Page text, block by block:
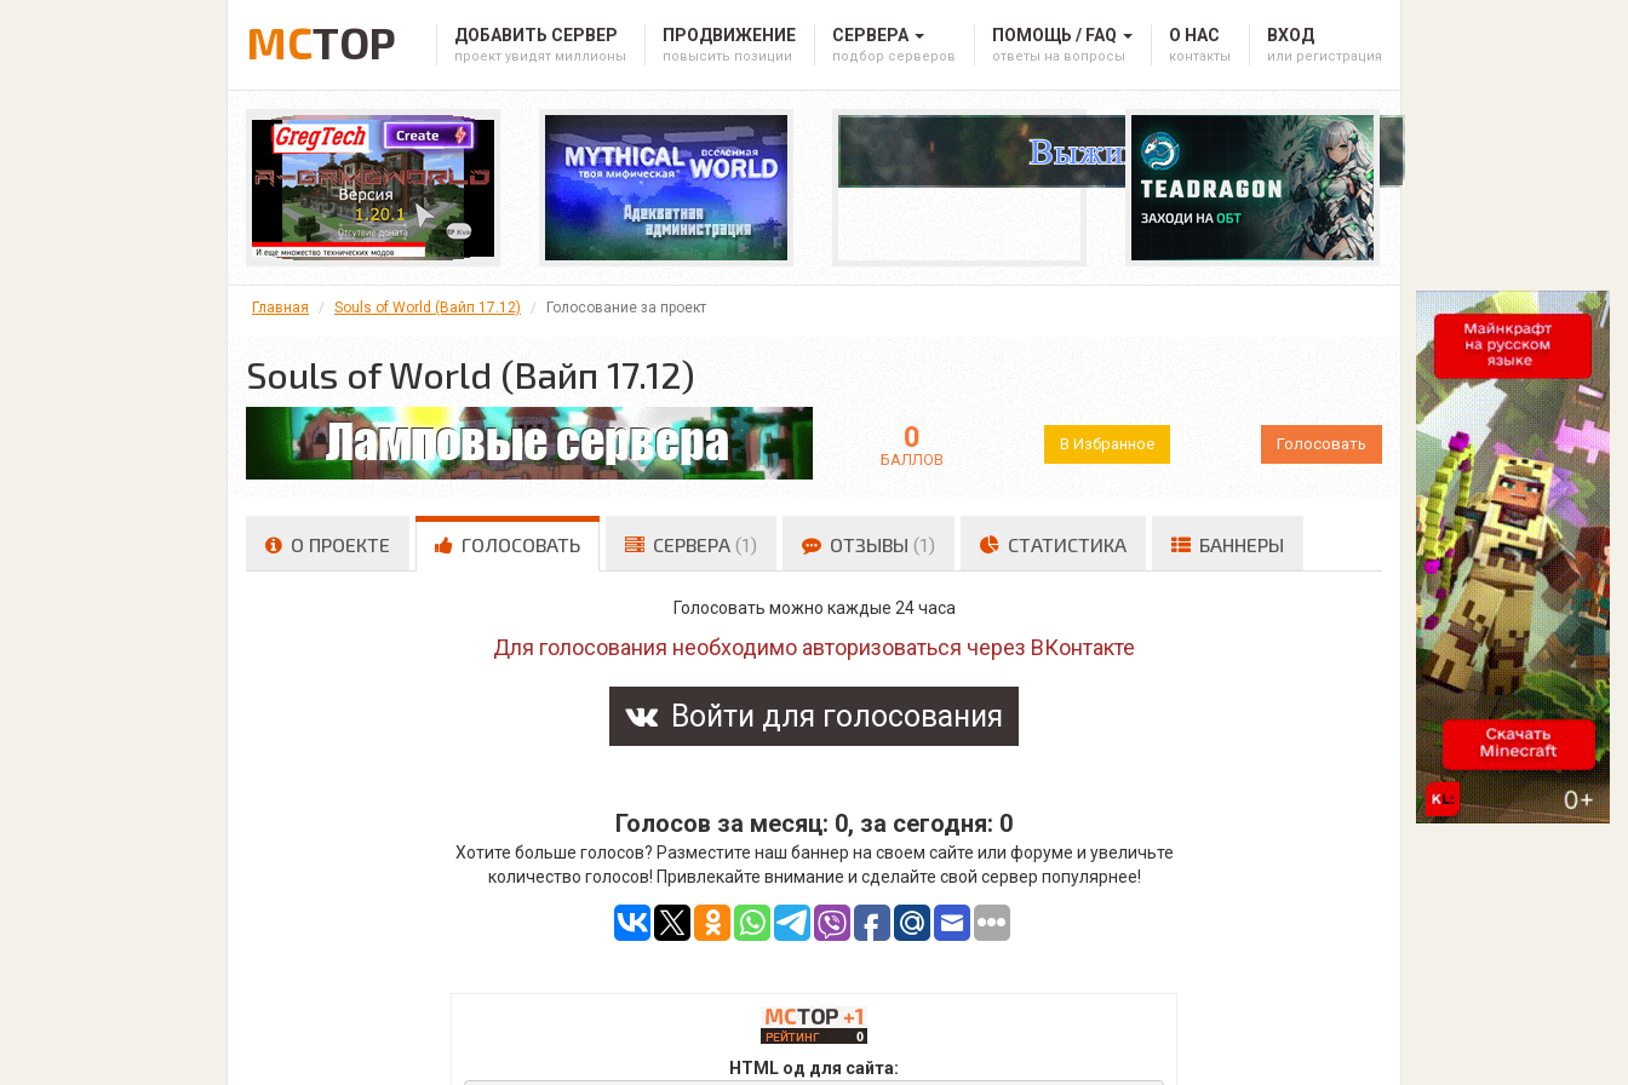
MCTOP ДОБАВИТЬ СЕРВЕР
проект увидят миллионы
ПРОДВИЖЕНИЕ
повысить позиции
СЕРВЕРА
подбор серверов
ПОМОЩЬ / FAQ
ответы на вопросы
О НАС
контакты
ВХОД
или регистрация
Главная Souls of World (Вайп 17.12) Голосование за проект
Souls of World (Вайп 17.12)
0
БАЛЛОВ
В Избранное Голосовать
О ПРОЕКТЕ ГОЛОСОВАТЬ СЕРВЕРА (1) ОТЗЫВЫ (1) СТАТИСТИКА БАННЕРЫ
Голосовать можно каждые 24 часа
Для голосования необходимо авторизоваться через ВКонтакте
Войти для голосования
Голосов за месяц: 0, за сегодня: 0
Хотите больше голосов? Разместите наш баннер на своем сайте или форуме и увеличьте
количество голосов! Привлекайте внимание и сделайте свой сервер популярнее!
HTML од для сайта: